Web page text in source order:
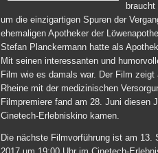
um die einzigartigen Spuren der
ehemaligen Apotheker der
Stefan Planckermann hatte als
Mit seinen interessanten und
Film wie es damals war. Der Film
Rheine mit der medizinischen
Filmpremiere fand am 28. Juni diesen
Cinetech-Erlebniskino kamen.
Die nächste Filmvorführung ist am 13.